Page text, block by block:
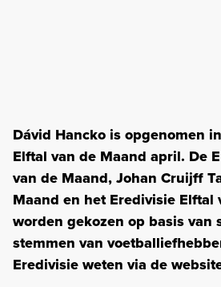
Dávid Hancko is opgenomen
Elftal van de Maand april. De
van de Maand, Johan Cruijff
Maand en het Eredivisie Elftal
worden gekozen op basis van
stemmen van
Eredivisie weten via de